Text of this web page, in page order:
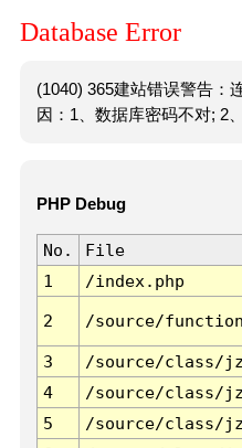
Database Error
(1040) 365建站错误警告：
因：1、数据库密码不对; 2
PHP Debug
No. File
1
/index.php
2 /source/
3 /source/class/
4
/source/class/
5
/source/class/